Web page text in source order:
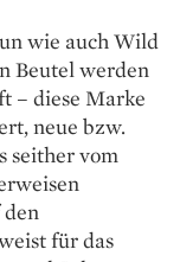
wie auch Wild
Beutel werden
– diese Marke
neue bzw.
seither vom
für das